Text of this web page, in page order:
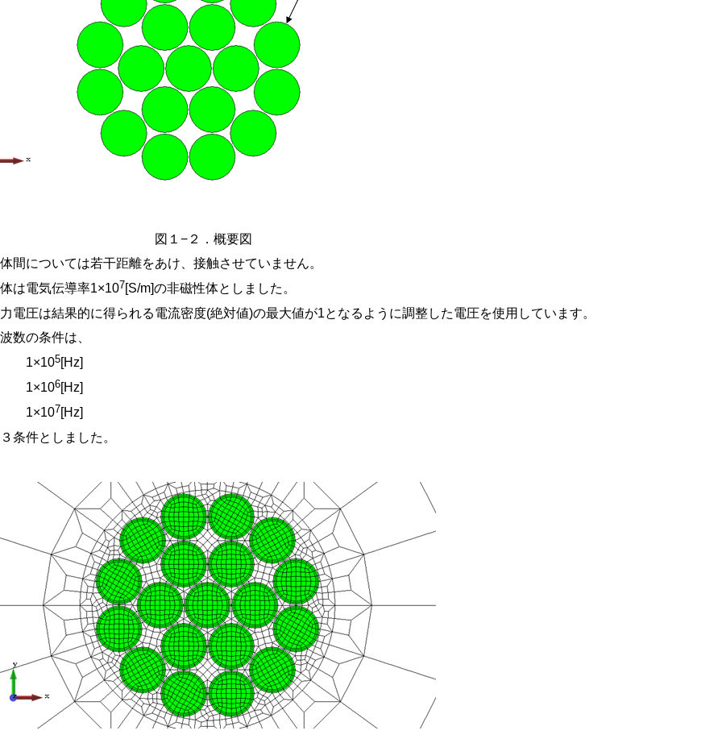
１−２．概要図
間については若干距離をあけ、接触させていません。
は電気伝導率1×107 [S/m]の非磁性体としました。
電圧は結果的に得られる電流密度(絶対値)の最大値が1となるように調整した電圧を使用しています。
数の条件は、
5[Hz]
6[Hz]
7 [Hz]
条件としました。